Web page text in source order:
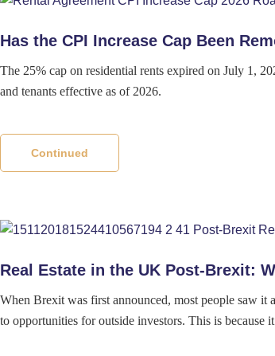
Has the CPI Increase Cap Been
The 25% cap on residential rents expired on July 1,
and tenants effective as of 2026.
Continued
Real Estate in the UK Post-Brexit:
When Brexit was first announced, most people saw
to opportunities for outside investors. This is